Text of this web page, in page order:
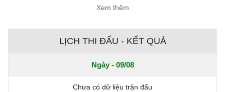
Xem thêm
LỊCH THI ĐẤU - KẾT QUẢ
Ngày - 09/08
Chưa có dữ liệu trận đấu